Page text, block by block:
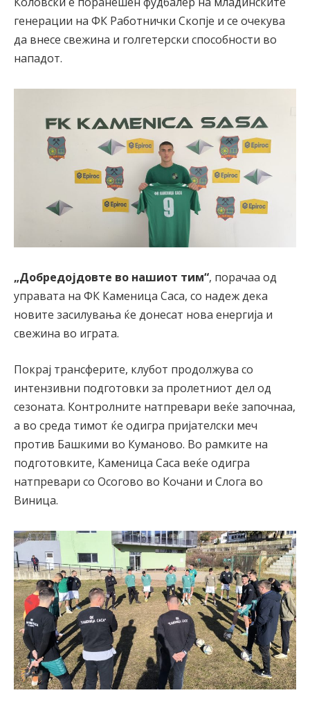
генерации на ФК Работнички Скопје и се очекува
да внесе свежина и голгетерски способности во
нападот.
„Добредојдовте во нашиот тим“, порачаа од
управата на ФК Каменица Саса, со надеж дека
новите засилувања ќе донесат нова енергија и
свежина во играта.
Покрај трансферите, клубот продолжува со
интензивни подготовки за пролетниот дел од
сезоната. Контролните натпревари веќе започнаа,
а во среда тимот ќе одигра пријателски меч
против Башкими во Куманово. Во рамките на
подготовките, Каменица Саса веќе одигра
натпревари со Осогово во Кочани и Слога во
Виница.